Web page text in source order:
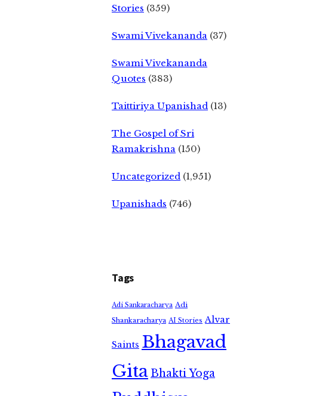
Stories (359)
Swami Vivekananda (37)
Swami Vivekananda
Quotes (383)
Taittiriya Upanishad (13)
The Gospel of Sri
Ramakrishna (150)
Uncategorized (1,951)
Upanishads (746)
Tags
Adi Sankaracharya Adi
Shankaracharya AI Stories Alvar
Saints Bhagavad
GitaBhakti Yoga